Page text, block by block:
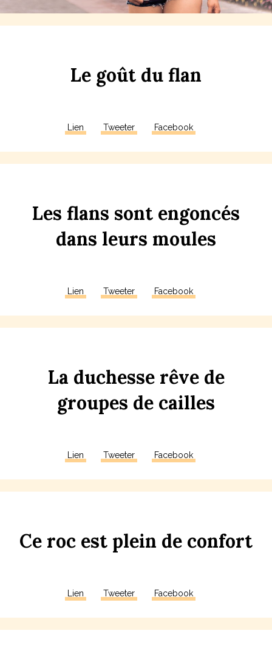
Le goût du flan
Lien Tweeter Facebook
Les flans sont engoncés
dans leurs moules
Lien Tweeter Facebook
La duchesse rêve de
groupes de cailles
Lien Tweeter Facebook
Ce roc est plein de confort
Lien Tweeter Facebook